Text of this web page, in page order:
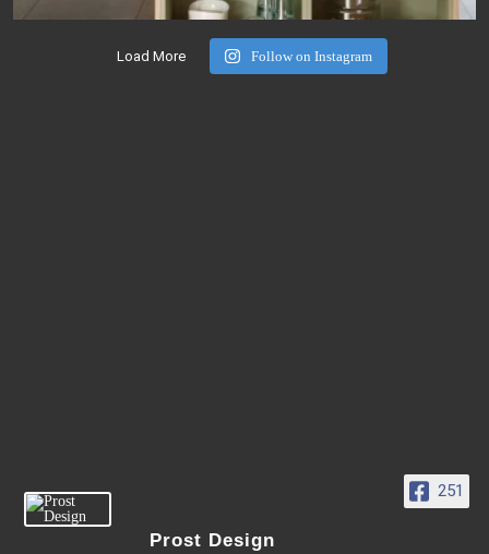
Load More Follow on Instagram
251
Prost Design